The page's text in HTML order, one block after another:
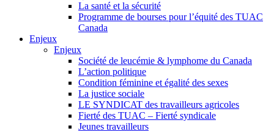
La santé et la sécurité
Programme de bourses pour l’équité des TUAC
Canada
Enjeux
Enjeux
Société de leucémie & lymphome du Canada
L’action politique
Condition féminine et égalité des sexes
La justice sociale
LE SYNDICAT des travailleurs agricoles
Fierté des TUAC – Fierté syndicale
Jeunes travailleurs